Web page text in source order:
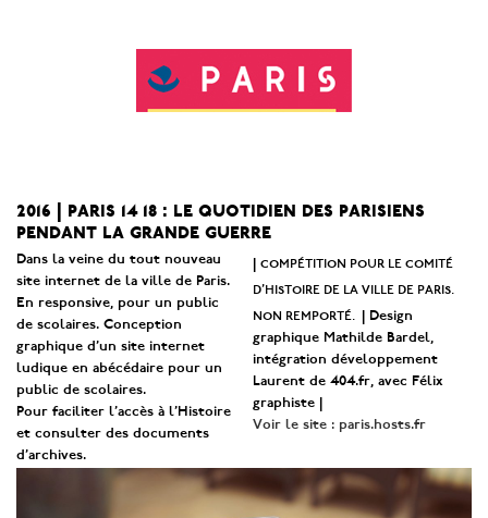
2016 | paris 14 18 : le quotidien des parisiens
pendant la grande guerre
Dans la veine du tout nouveau
site internet de la ville de Paris.
En responsive, pour un public
de scolaires. Conception
graphique d’un site internet
ludique en abécédaire pour un
public de scolaires.
Pour faciliter l’accès à l’Histoire
et consulter des documents
d’archives.
|compétition pour le comité
d’histoire de la ville de paris.
non remporté.
| Design
graphique Mathilde Bardel,
intégration développement
Laurent de 404.fr, avec Félix
graphiste |
Voir le site : paris.hosts.fr